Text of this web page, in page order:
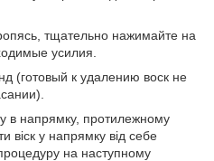
тщательно нажимайте на
усилия.
(готовый к удалению воск не
в напрямку, протилежному
віск у напрямку від себе
на наступному